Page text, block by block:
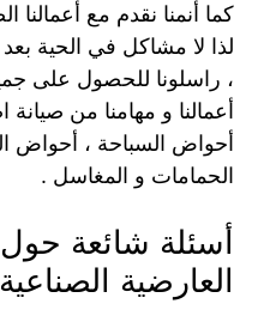
كما أنمنا نقدم مع أعمالنا
لذا لا مشاكل في الحية
، راسلونا للحصول على
أعمالنا و مهامنا من
أحواض السباحة ، أحواض
الحمامات و المغاسل .
أسئلة شائعة
العارضية الصناعية